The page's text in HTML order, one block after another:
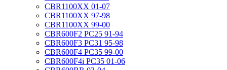
CBR1100XX 01-07
CBR1100XX 97-98
CBR1100XX 99-00
CBR600F2 PC25 91-94
CBR600F3 PC31 95-98
CBR600F4 PC35 99-00
CBR600F4i PC35 01-06